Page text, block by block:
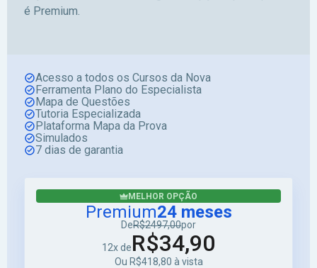
é Premium.
Acesso a todos os Cursos da Nova
Ferramenta Plano do Especialista
Mapa de Questões
Tutoria Especializada
Plataforma Mapa da Prova
Simulados
7 dias de garantia
MELHOR OPÇÃO
Premium24 meses
DeR$2497,00por
12x deR$34,90
Ou R$418,80 à vista